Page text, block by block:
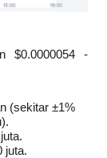
$0.0000054 -
(sekitar ±1%
juta.